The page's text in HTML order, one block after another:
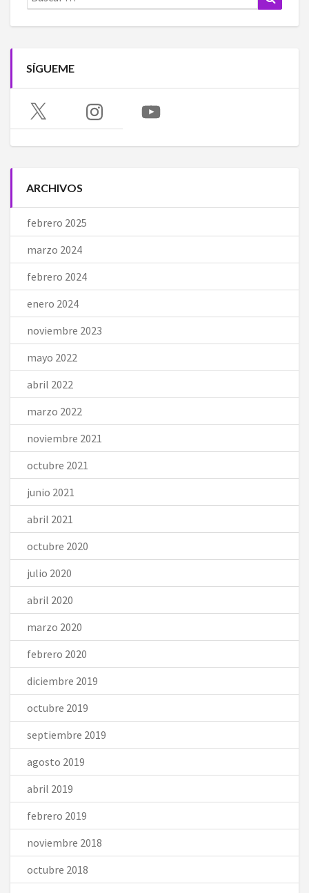
SÍGUEME
X Instagram YouTube
ARCHIVOS
febrero 2025
marzo 2024
febrero 2024
enero 2024
noviembre 2023
mayo 2022
abril 2022
marzo 2022
noviembre 2021
octubre 2021
junio 2021
abril 2021
octubre 2020
julio 2020
abril 2020
marzo 2020
febrero 2020
diciembre 2019
octubre 2019
septiembre 2019
agosto 2019
abril 2019
febrero 2019
noviembre 2018
octubre 2018